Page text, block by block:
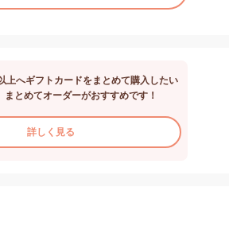
上へギフトカードをまとめて購入したい
まとめてオーダーがおすすめです！
詳しく見る